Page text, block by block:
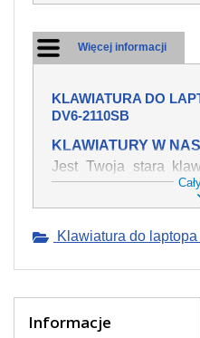
Więcej informacji
KLAWIATURA DO
DV6-2110SB
KLAWIATURY W
Jest Twoja stara
HP Pavilion dv6-
uszkodzona,
swojej pozycji? Kup
Oferujemy
stronie internetowej
Klawiatura do laptopa
Informacje